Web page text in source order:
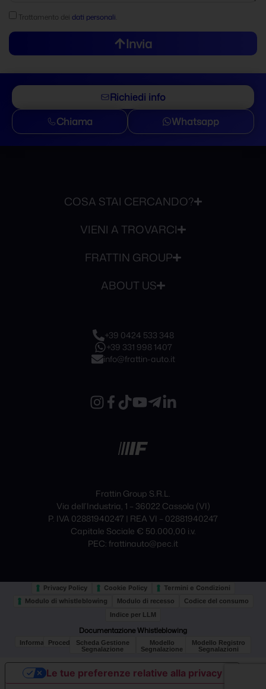
Trattamento dei dati personali
Invia
Richiedi info
Chiama
Whatsapp
COSA STAI CERCANDO?
VIENI A TROVARCI
FRATTIN GROUP
ABOUT US
+39 0424 533 348
+39 331 998 1407
info@frattin-auto.it
Frattin Group S.R.L.
Via dell’Industria, 1 – 36022 Cassola (VI)
P. IVA 02881940247 | REA VI – 02881940247
Capitale Sociale € 50.000,00 i.v.
PEC: frattinauto@pec.it
Privacy Policy Cookie Policy
Termini e Condizioni
Modulo di whistleblowing
Modulo di recesso
Codice del consumo
Indice per LLM
Documentazione Whistleblowing
InformativaProceduraScheda Gestione
Segnalazione
Modello
Segnalazione
Modello Registro
Segnalazioni
Le tue preferenze relative alla privacy